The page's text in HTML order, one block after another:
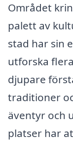
Området
palett av
stad har sin
utforska
djupare
traditioner
äventyr och
platser har